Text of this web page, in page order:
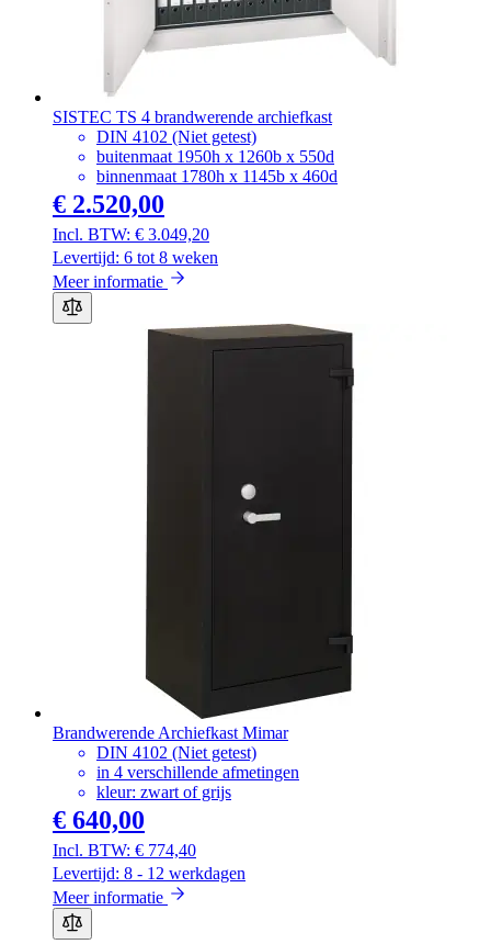
SISTEC TS 4 brandwerende archiefkast
DIN 4102 (Niet getest)
buitenmaat 1950h x 1260b x 550d
binnenmaat 1780h x 1145b x 460d
€ 3.049,20
€ 2.520,00
Levertijd: 6 tot 8 weken
Meer informatie
Brandwerende Archiefkast Mimar
DIN 4102 (Niet getest)
in 4 verschillende afmetingen
kleur: zwart of grijs
€ 774,40
€ 640,00
Levertijd: 8 - 12 werkdagen
Meer informatie